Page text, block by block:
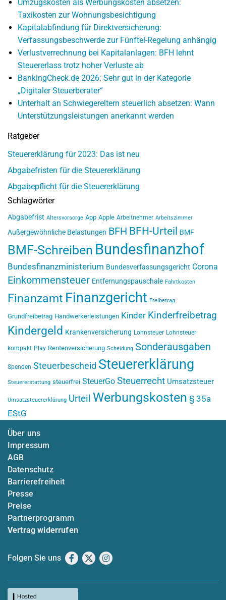
Umzugskosten als Werbungskosten absetzen:
Taxikosten zur Wohnungsbesichtigung
Kapitalabfindung für Direktversicherung:
Verfassungsbeschwerde zur Fünftel-Regelung anhängig
Verlustverrechnung bei Kapitalanlagen: BFH lehnt
Steuererlass trotz hoher Verluste ab
BankingCheck.de 2026: Sehr gut in der Kategorie
„Digitaler Steuerberater“
Unterhalt an Schwiegereltern steuerlich absetzen: Wann
Unterstützungsleistungen anerkannt werden
Ratgeber
Steuererklärung für 2023: Das ist neu
Abgabefristen für die Steuererklärung
Abgabepflicht für die Steuererklärung
Schlagwörter
Abgabefrist Altersvorsorge App Apple Arbeitnehmer Arbeitszimmer
Außergewöhnliche Belastungen BFH BFH-Urteil BMF
BMF-Schreiben Bundesfinanzhof
Bundesfinanzministerium Bundesverfassungsgericht Corona
Einkommensteuer Entfernungspauschale Fahrtkosten
Finanzamt Finanzgericht Freibetrag
Grundfreibetrag Handwerkerleistungen Kinder Kinderfreibetrag
Kindergeld Krankenversicherung Lohnsteuer Lohnsteuer
kompakt Play Rentenversicherung Scheidung Sonderausgaben
Spenden Steuerbescheid Steuererklärung
Steuererstattung steuerfrei SteuerGo Steuerrecht Umsatzsteuer
Umsatzsteuererklärung Urteil Werbungskosten § 35a
EStG
Über uns
Impressum
AGB
Datenschutz
Barrierefreiheit
Presse
Preise
Partnerprogramm
Vertrag widerrufen
Folgen Sie uns Facebook
X Instagram